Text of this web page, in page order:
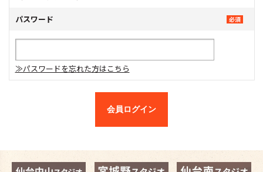
パスワード
≫パスワードを忘れた方はこちら